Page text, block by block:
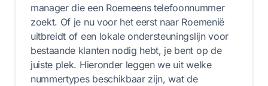
manager die een Roemeens telefoonnummer
zoekt. Of je nu voor het eerst naar Roemenië
uitbreidt of een lokale ondersteuningslijn voor
bestaande klanten nodig hebt, je bent op de
juiste plek. Hieronder leggen we uit welke
nummertypes beschikbaar zijn, wat de